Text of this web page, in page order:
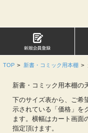
TOP > 新書・コミック用本棚 >
新書・コミック用本棚の
下のサイズ表から、ご希
示されている「価格」を
ます。横幅はカート画面
指定頂けます。